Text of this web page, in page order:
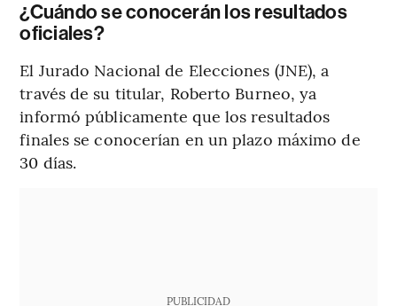
¿Cuándo se conocerán los resultados
oficiales?
El Jurado Nacional de Elecciones (JNE), a
través de su titular, Roberto Burneo, ya
informó públicamente que los resultados
finales se conocerían en un plazo máximo de
30 días.
PUBLICIDAD